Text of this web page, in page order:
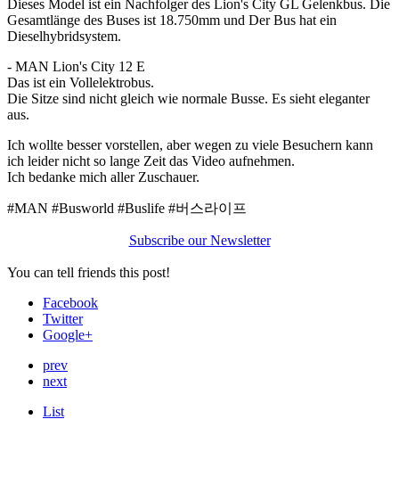
Dieses Model ist ein Nachfolger des Lion's City GL Gelenkbus. Die
Gesamtlänge des Buses ist 18.750mm und Der Bus hat ein
Dieselhybridsystem.
- MAN Lion's City 12 E
Das ist ein Vollelektrobus.
Die Sitze sind nicht gleich wie normale Busse. Es sieht eleganter
aus.
Ich wollte besser vorstellen, aber wegen zu viele Besuchern kann
ich leider nicht so lange Zeit das Video aufnehmen.
Ich bedanke mich aller Zuschauer.
#MAN #Busworld #Buslife #버스라이프
Subscribe our Newsletter
You can tell friends this post!
Facebook
Twitter
Google+
prev
next
List